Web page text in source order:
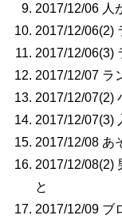
2017/12/06 人
2017/12/06(2)
2017/12/06(3)
2017/12/07 ラ
2017/12/07(2)
2017/12/07(3)
2017/12/08 あ
2017/12/08(2)
と
2017/12/09 ブ